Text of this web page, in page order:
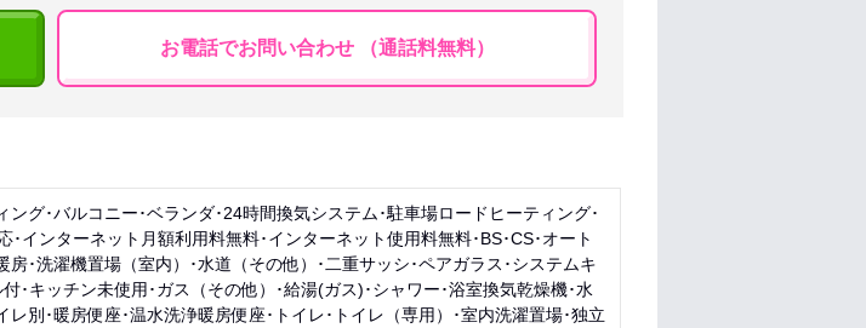
お電話でお問い合わせ （通話料無料）
グ･バルコニー･ベランダ･24時間換気システム･駐車場ロードヒーティング･
･インターネット月額利用料無料･インターネット使用料無料･BS･CS･オート
房･洗濯機置場（室内）･水道（その他）･二重サッシ･ペアガラス･システムキ
･キッチン未使用･ガス（その他）･給湯(ガス)･シャワー･浴室換気乾燥機･水
別･暖房便座･温水洗浄暖房便座･トイレ･トイレ（専用）･室内洗濯置場･独立